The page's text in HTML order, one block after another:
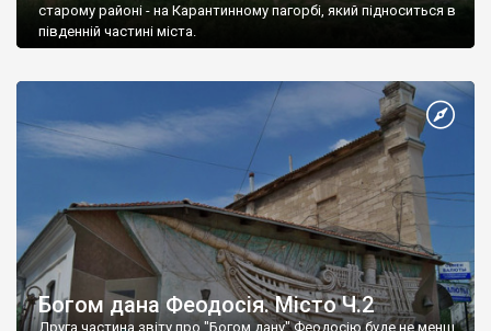
старому районі - на Карантинному пагорбі, який підноситься в
південній частині міста.
Богом дана Феодосія. Місто Ч.2
Друга частина звіту про "Богом дану" Феодосію буде не менш